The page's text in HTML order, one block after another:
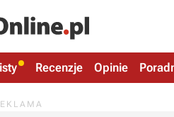
Recenzje Opinie